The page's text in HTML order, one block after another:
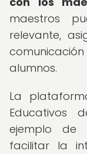
maestros
relevante,
alumnos.
La
Educativos
ejemplo de
facilitar la